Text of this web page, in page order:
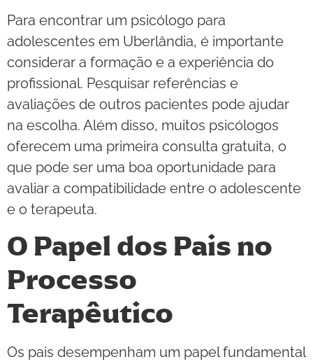
Para encontrar um psicólogo para
adolescentes em Uberlândia, é importante
considerar a formação e a experiência do
profissional. Pesquisar referências e
avaliações de outros pacientes pode ajudar
na escolha. Além disso, muitos psicólogos
oferecem uma primeira consulta gratuita, o
que pode ser uma boa oportunidade para
avaliar a compatibilidade entre o adolescente
e o terapeuta.
O Papel dos Pais no
Processo
Terapêutico
Os pais desempenham um papel fundamental